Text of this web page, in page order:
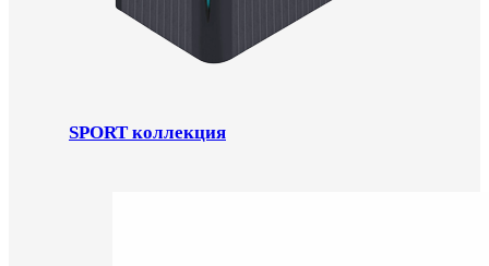
SPORT коллекция